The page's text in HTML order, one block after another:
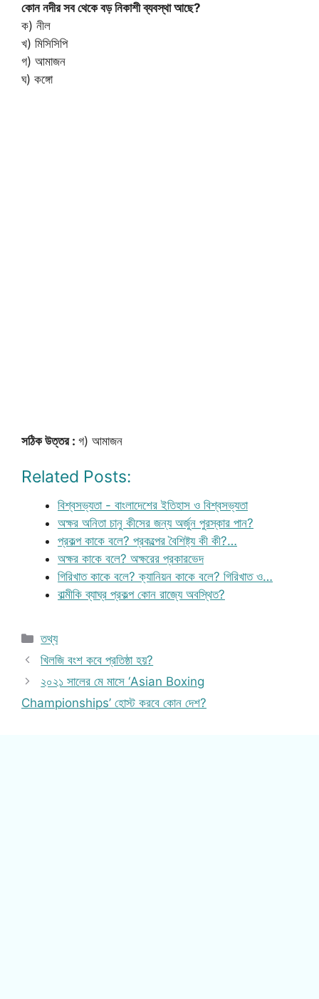
কোন নদীর সব থেকে বড় নিকাশী ব্যবস্থা আছে?
ক) নীল
খ) মিসিসিপি
গ) আমাজন
ঘ) কঙ্গো
সঠিক উত্তর : গ) আমাজন
Related Posts:
বিশ্বসভ্যতা - বাংলাদেশের ইতিহাস ও বিশ্বসভ্যতা
অক্ষর অনিতা চানু কীসের জন্য অর্জুন পুরস্কার পান?
প্রকল্প কাকে বলে? প্রকল্পের বৈশিষ্ট্য কী কী?…
অক্ষর কাকে বলে? অক্ষরের প্রকারভেদ
গিরিখাত কাকে বলে? ক্যানিয়ন কাকে বলে? গিরিখাত ও…
বাল্মীকি ব্যাঘ্র প্রকল্প কোন রাজ্যে অবস্থিত?
Categories
তথ্য
খিলজি বংশ কবে প্রতিষ্ঠা হয়?
২০২১ সালের মে মাসে ‘Asian Boxing
Championships’ হোস্ট করবে কোন দেশ?